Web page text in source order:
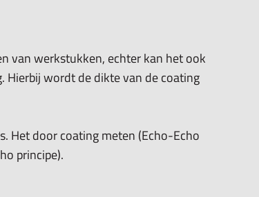
waarde
van werkstukken, echter kan het ook
Hierbij wordt de dikte van de coating
Het door coating meten (Echo-Echo
principe).